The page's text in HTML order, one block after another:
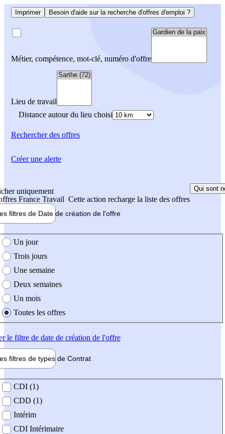
Imprimer Besoin d'aide sur la recherche d'offres d'emploi ?
Métier, compétence, mot-clé, numéro d'offre
Lieu de travail
Distance autour du lieu choisi
Rechercherdes offres
uniquement
France Travail Cette action recharge la liste des offres
Qui sont
filtres de Date de création de l'offre
création de l'offre
Un jour
Trois jours
Une semaine
Deux semaines
Un mois
Toutes les offres
le filtre de date de création de l'offre
filtres de types de Contrat
contrat
CDI (1)
CDD (1)
Intérim
CDI Intérimaire
Créer une alerte